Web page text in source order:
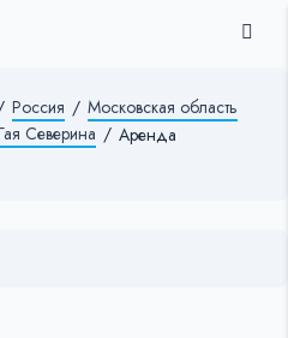
Россия / Московская область
Северина / Аренда